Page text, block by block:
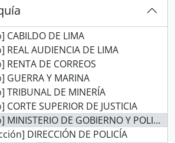
ARCHIVO HISTÓRICO
documental] FONDOS INSTITUCIONALES
CABILDO DE LIMA
REAL AUDIENCIA DE LIMA
RENTA DE CORREOS
GUERRA Y MARINA
TRIBUNAL DE MINERÍA
CORTE SUPERIOR DE JUSTICIA
DE GOBIERNO Y POLICÍA
DIRECCIÓN DE POLICÍA